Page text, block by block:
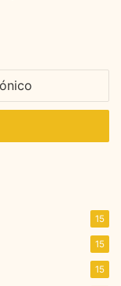
15
15
15